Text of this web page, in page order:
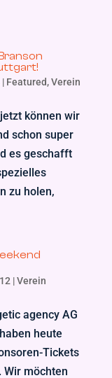
| Featured,Verein
können wir
schon super
es geschafft
zu holen,
|Verein
agency AG
heute
Tickets
möchten